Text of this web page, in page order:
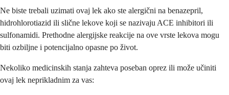
Ne biste trebali uzimati ovaj lek ako ste alergični na benazepril,
hidrohlorotiazid ili slične lekove koji se nazivaju ACE inhibitori ili
sulfonamidi. Prethodne alergijske reakcije na ove vrste lekova mogu
biti ozbiljne i potencijalno opasne po život.
Nekoliko medicinskih stanja zahteva poseban oprez ili može učiniti
ovaj lek neprikladnim za vas: